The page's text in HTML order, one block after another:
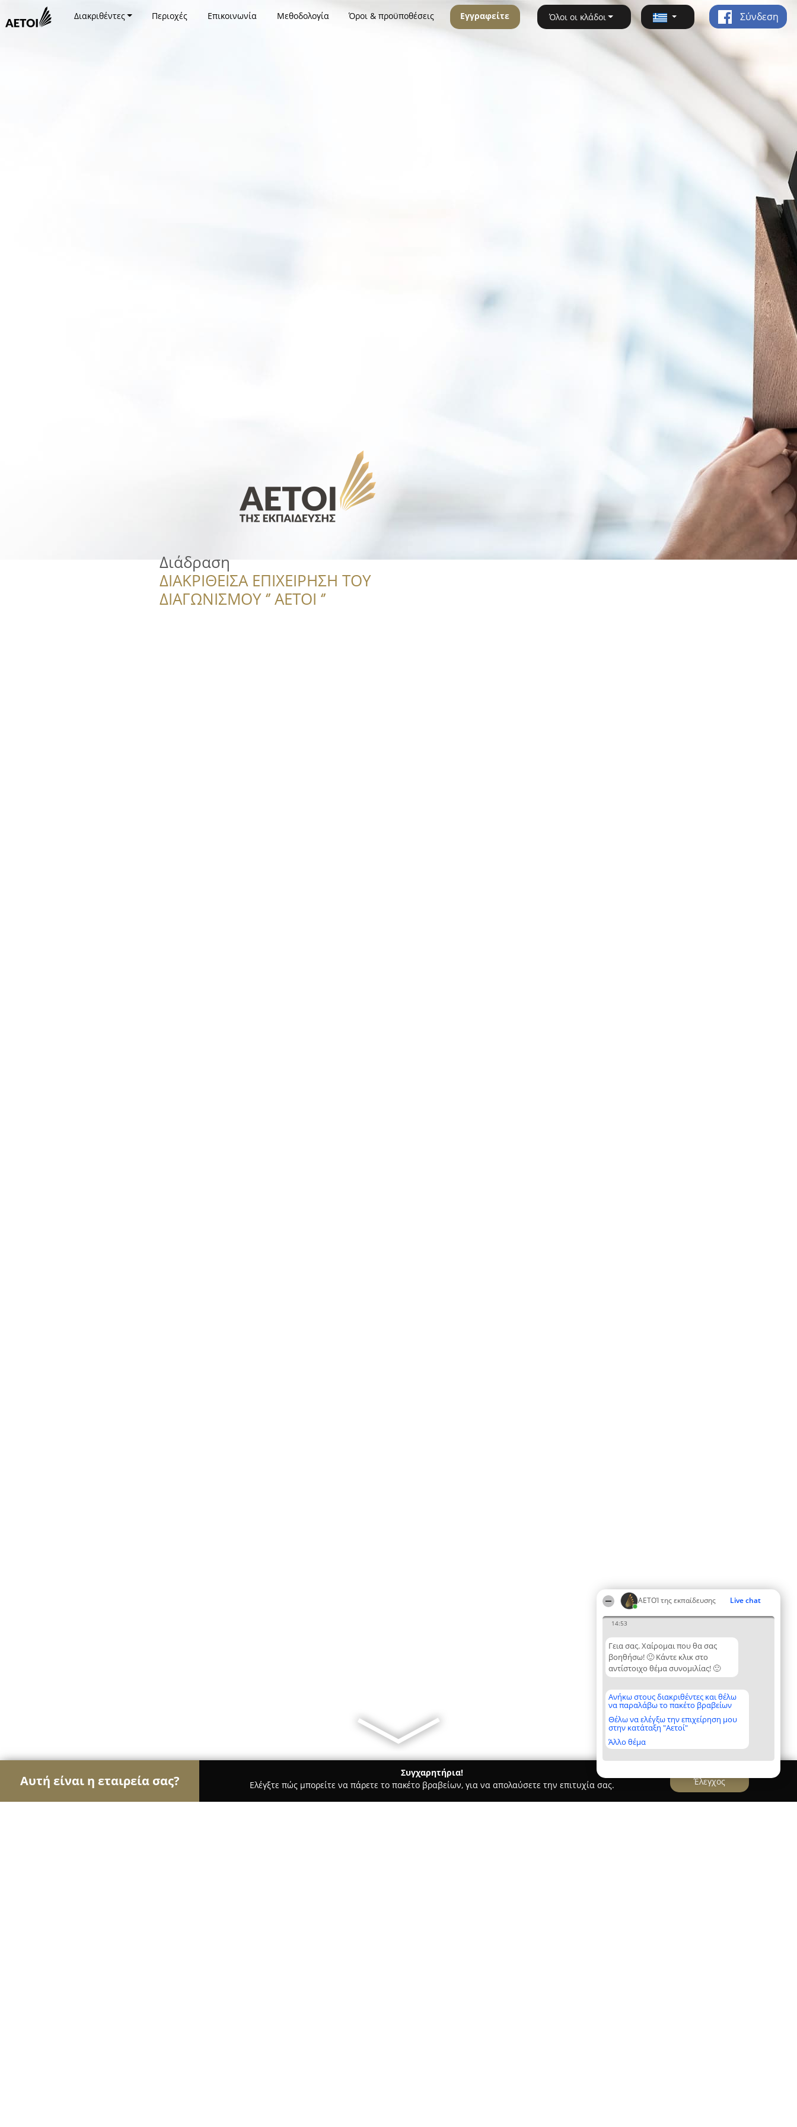
ΑΕΤΟΊ της εκπαίδευσης Live chat
14:53
Γεια σας. Χαίρομαι που θα σας
βοηθήσω! 🙂 Κάντε κλικ στο
αντίστοιχο θέμα συνομιλίας! 🙂
Ανήκω στους διακριθέντες και θέλω
να παραλάβω το πακέτο βραβείων
Θέλω να ελέγξω την επιχείρηση μου
στην κατάταξη "Αετοί"
Άλλο θέμα
Διακριθέντες Περιοχές Επικοινωνία Μεθοδολογία Όροι & προϋποθέσεις Εγγραφείτε Όλοι οι κλάδοι Σύνδεση
Διάδραση
ΔΙΑΚΡΙΘΕΙΣΑ ΕΠΙΧΕΙΡΗΣΗ ΤΟΥ
ΔΙΑΓΩΝΙΣΜΟΥ ‘’ ΑΕΤΟΙ ‘’
Αυτή είναι η εταιρεία σας?
Συγχαρητήρια!
Ελέγξτε πώς μπορείτε να πάρετε το πακέτο βραβείων, για να απολαύσετε την επιτυχία σας.
Έλεγχος